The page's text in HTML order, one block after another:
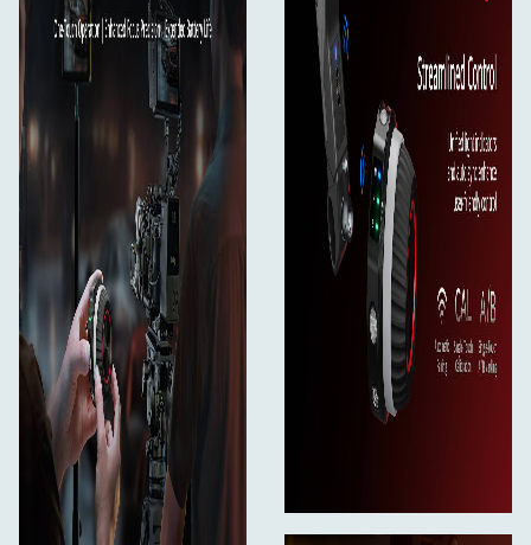
1x Pudełko do przechowywania
1x instrukcja obsługi